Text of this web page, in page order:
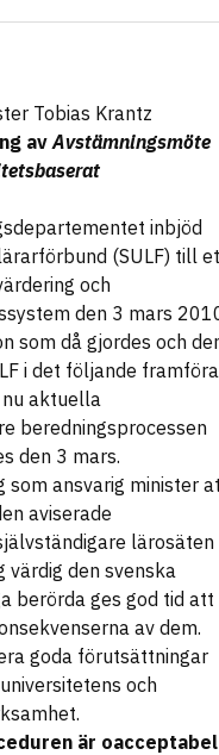
Tobias Krantz
av Avstämningsmöte
inbjöd
(SULF) till
och
den 3 mars
som då gjordes och
i det följande framföra
aktuella
beredningsprocessen
den 3 mars.
som ansvarig minister
aviserade
lärosäten
den svenska
berörda ges god tid att
av dem.
goda förutsättningar
och
är oacceptabel